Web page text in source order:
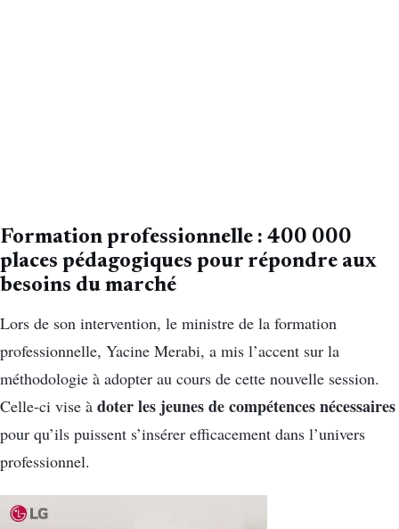
Formation professionnelle : 400 000
places pédagogiques pour répondre aux
besoins du marché
Lors de son intervention, le ministre de la formation
professionnelle, Yacine Merabi, a mis l’accent sur la
méthodologie à adopter au cours de cette nouvelle session.
Celle-ci vise à doter les jeunes de compétences nécessaires
pour qu’ils puissent s’insérer efficacement dans l’univers
professionnel.